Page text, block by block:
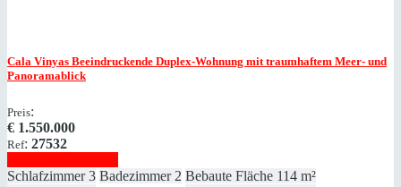
Cala Vinyas Beeindruckende Duplex-Wohnung mit traumhaftem Meer- und
Panoramablick
Preis:
€ 1.550.000
Ref: 27532
Schlafzimmer 3 Badezimmer 2 Bebaute Fläche 114 m²